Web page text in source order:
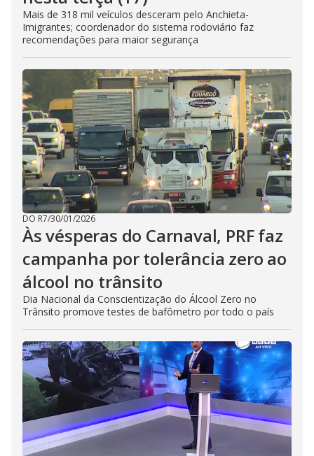
Mais de 318 mil veículos desceram pelo Anchieta-
Imigrantes; coordenador do sistema rodoviário faz
recomendações para maior segurança
DO R7/30/01/2026
Às vésperas do Carnaval, PRF faz
campanha por tolerância zero ao
álcool no trânsito
Dia Nacional da Conscientização do Álcool Zero no
Trânsito promove testes de bafômetro por todo o país